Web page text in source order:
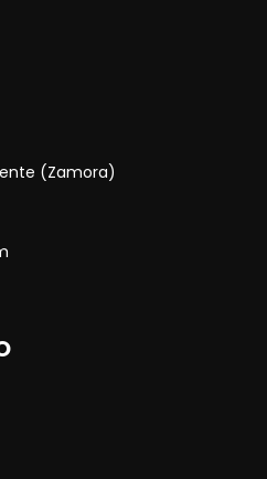
(Zamora)